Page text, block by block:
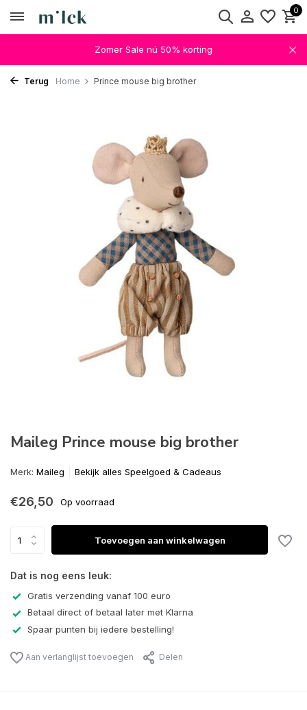
0
Zomer Sale nú 50% korting
Terug Home Prince mouse big brother
Maileg Prince mouse big brother
Merk: Maileg Bekijk alles Speelgoed & Cadeaus
€26,50 Op voorraad
Toevoegen aan winkelwagen
Dat is nog eens leuk:
Gratis verzending vanaf 100 euro
Betaal direct of betaal later met Klarna
Spaar punten bij iedere bestelling!
Aan verlanglijst toevoegen Delen